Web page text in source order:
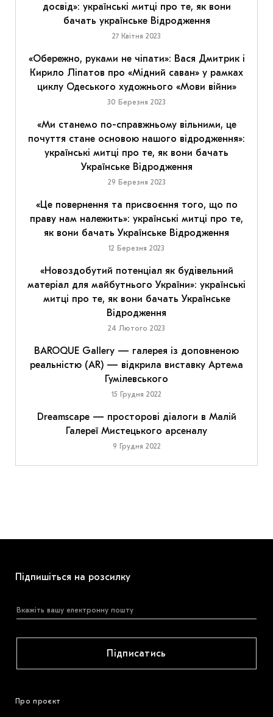
досвід»: українські митці про те, як вони
бачать українське Відродження
27 Квітня 2023
«Обережно, руками не чіпати»: Вася Дмитрик і
Кирило Ліпатов про «Мідний саван» у рамках
циклу Одеського художнього «Мови війни»
30 Березня 2023
«Ми станемо по-справжньому вільними, це
почуття стане основою нашого відродження»:
українські митці про те, як вони бачать
Українське Відродження
29 Березня 2023
«Це повернення та присвоєння того, що по
праву нам належить»: українські митці про те,
як вони бачать Українське Відродження
12 Березня 2023
«Новоздобутий потенціал як будівельний
матеріал для майбутнього України»: українські
митці про те, як вони бачать Українське
Відродження
24 Лютого 2023
BAROQUE Gallery — галерея із доповненою
реальністю (AR) — відкрила виставку Артема
Гумілевського
15 Грудня 2022
Dreamscape — просторові діалоги в Малій
Галереї Мистецького арсеналу
9 Грудня 2022
Підпишіться на розсилку
Підписатись
Про проєкт